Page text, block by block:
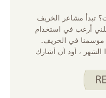
تبدأ مشاعر الخريف
أرغب في استخدام
موسمنا في الخريف.
الشهر ، أود أن أشارك
البطاطا الحلوة من
، إلا أنني أميل إلى